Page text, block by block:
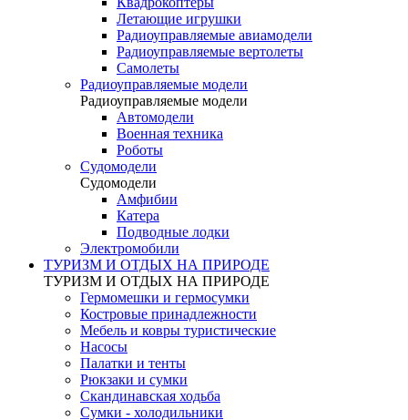
Летающие игрушки
Радиоуправляемые авиамодели
Радиоуправляемые вертолеты
Самолеты
Радиоуправляемые модели
Радиоуправляемые модели
Автомодели
Военная техника
Роботы
Судомодели
Судомодели
Амфибии
Катера
Подводные лодки
Электромобили
ТУРИЗМ И ОТДЫХ НА ПРИРОДЕ
ТУРИЗМ И ОТДЫХ НА ПРИРОДЕ
Гермомешки и гермосумки
Костровые принадлежности
Мебель и ковры туристические
Насосы
Палатки и тенты
Рюкзаки и сумки
Скандинавская ходьба
Сумки - холодильники